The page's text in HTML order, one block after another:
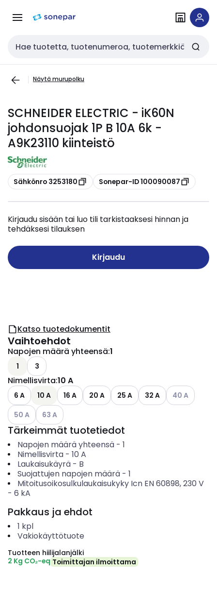
navigointiinsisältöön
Haku
Näytä murupolku
SCHNEIDER ELECTRIC - iK60N
johdonsuojak 1P B 10A 6k -
A9K23110 kiinteistö
Kopioi
Sähkönro 3253180 Kopioi
Sonepar-ID 100090087
Kirjaudu sisään tai luo tili tarkistaaksesi hinnan ja
tehdäksesi tilauksen
Kirjaudu
Katso tuotedokumentit
Vaihtoehdot
Napojen määrä yhteensä:1
1 3
Nimellisvirta:10 A
6 A 10 A 16 A 20 A 25 A 32 A Katso
40 A
Katso käytettävissä olevat vaihtoehdot
50 A Katso käytettävissä olevat vaihtoehdot
63 A
Tärkeimmät tuotetiedot
Napojen määrä yhteensä- 1
Nimellisvirta- 10 A
Laukaisukäyrä- B
Suojattujen napojen määrä- 1
Mitoitusoikosulkulaukaisukyky Icn EN 60898, 230 V
- 6 kA
Pakkaus ja ehdot
1 kpl
Vakiokäyttötuote
Tuotteen hiilijalanjälki
2 Kg CO₂-eq Toimittajan ilmoittama